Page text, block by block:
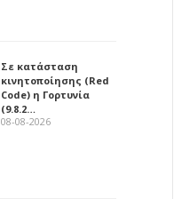
Σε κατάσταση
κινητοποίησης (Red
Code) η Γορτυνία
(9.8.2…
08-08-2026